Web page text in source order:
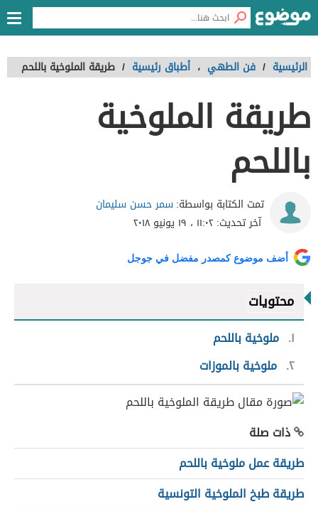
الرئيسية / فن الطهي ، أطباق رئيسية / طريقة الملوخية باللحم
طريقة الملوخية
باللحم
تمت الكتابة بواسطة:سمر حسن سليمان
آخر تحديث:١١:٠٢ ، ١٩ يونيو ٢٠١٨
أضف موضوع كمصدر مفضل في جوجل
محتويات
١ ملوخية باللحم
٢ ملوخية بالموزات
ذات صلة
طريقة عمل ملوخية باللحم
طريقة طبخ الملوخية التونسية